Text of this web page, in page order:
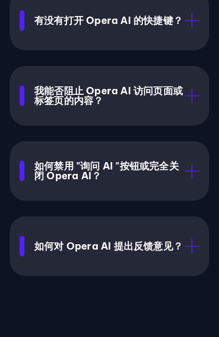
有没有打开 Opera AI 的快捷键？
我能否阻止 Opera AI 访问页面或
标签页的内容？
如何禁用 "询问 AI "按钮或完全关
闭 Opera AI？
如何对 Opera AI 提出反馈意见？